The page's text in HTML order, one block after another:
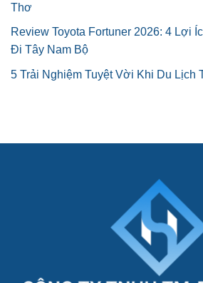
Thơ
Review Toyota Fortuner 2026: 4 Lợi
Đi Tây Nam Bộ
5 Trải Nghiệm Tuyệt Vời Khi Du Lịch